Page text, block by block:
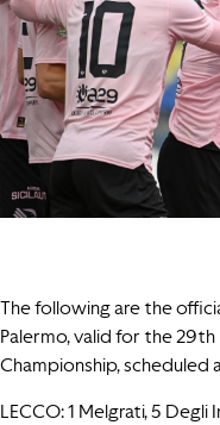
The following are the
Palermo, valid for the
Championship, scheduled
LECCO: 1 Melgrati, 5 Degli